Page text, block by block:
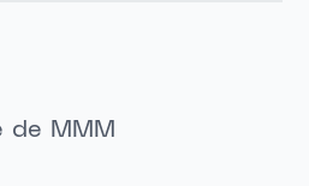
de MMM